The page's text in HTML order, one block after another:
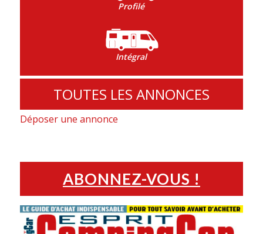
Profilé
Intégral
TOUTES LES ANNONCES
Déposer une annonce
ABONNEZ-VOUS !